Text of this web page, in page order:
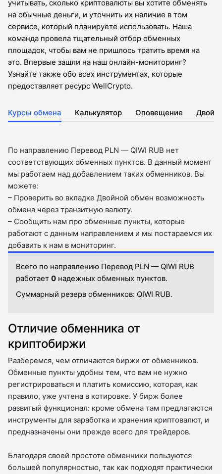
учитывать, сколько криптовалюты вы хотите обменять
на обычные деньги, и уточнить их наличие в том
сервисе, который планируете использовать. Наша
команда провела тщательный отбор обменных
площадок, чтобы вам не пришлось тратить время на
это. Впервые зашли на наш онлайн-мониторинг?
Узнайте также обо всех инструментах, которые
предоставляет ресурс WellCrypto.
Курсы обмена Калькулятор Оповещение
По направлению Перевод PLN — QIWI RUB нет
соответствующих обменных пунктов. В данный момент
мы работаем над добавлением таких обменников. Вы
можете:
– Проверить во вкладкe Двойной обмен возможность
обмена через транзитную валюту.
– Сообщить нам про обменные пункты, которые
работают с данным направлением и мы постараемся их
добавить к нам в мониторинг.
Всего по направлению Перевод PLN — QIWI RUB
работает 0 надежных обменных пунктов.
Суммарный резерв обменников: QIWI RUB.
Отличие обменника от
криптобиржи
Разберемся, чем отличаются биржи от обменников.
Обменные пункты удобны тем, что вам не нужно
регистрироваться и платить комиссию, которая, как
правило, уже учтена в котировке. У бирж более
развитый функционал: кроме обмена там предлагаются
инструменты для заработка и хранения криптовалют, и
предназначены они прежде всего для трейдеров.
Благодаря своей простоте обменники пользуются
большей популярностью, так как подходят практически